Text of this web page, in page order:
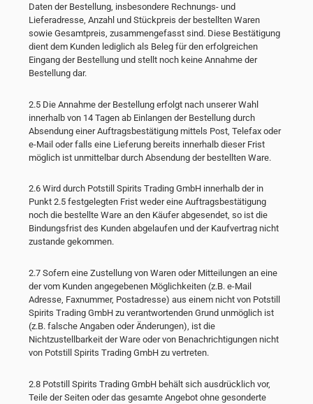
Daten der Bestellung, insbesondere Rechnungs- und
Lieferadresse, Anzahl und Stückpreis der bestellten Waren
sowie Gesamtpreis, zusammengefasst sind. Diese Bestätigung
dient dem Kunden lediglich als Beleg für den erfolgreichen
Eingang der Bestellung und stellt noch keine Annahme der
Bestellung dar.
2.5 Die Annahme der Bestellung erfolgt nach unserer Wahl
innerhalb von 14 Tagen ab Einlangen der Bestellung durch
Absendung einer Auftragsbestätigung mittels Post, Telefax oder
e-Mail oder falls eine Lieferung bereits innerhalb dieser Frist
möglich ist unmittelbar durch Absendung der bestellten Ware.
2.6 Wird durch Potstill Spirits Trading GmbH innerhalb der in
Punkt 2.5 festgelegten Frist weder eine Auftragsbestätigung
noch die bestellte Ware an den Käufer abgesendet, so ist die
Bindungsfrist des Kunden abgelaufen und der Kaufvertrag nicht
zustande gekommen.
2.7 Sofern eine Zustellung von Waren oder Mitteilungen an eine
der vom Kunden angegebenen Möglichkeiten (z.B. e-Mail
Adresse, Faxnummer, Postadresse) aus einem nicht von Potstill
Spirits Trading GmbH zu verantwortenden Grund unmöglich ist
(z.B. falsche Angaben oder Änderungen), ist die
Nichtzustellbarkeit der Ware oder von Benachrichtigungen nicht
von Potstill Spirits Trading GmbH zu vertreten.
2.8 Potstill Spirits Trading GmbH behält sich ausdrücklich vor,
Teile der Seiten oder das gesamte Angebot ohne gesonderte